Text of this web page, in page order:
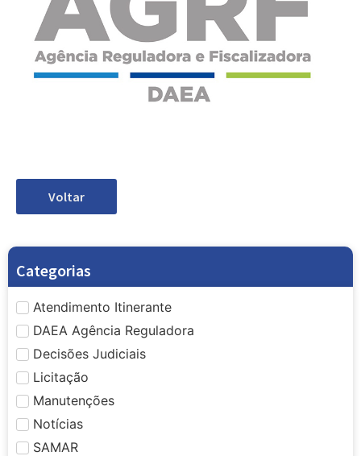
Voltar
Categorias
Atendimento Itinerante
DAEA Agência Reguladora
Decisões Judiciais
Licitação
Manutenções
Notícias
SAMAR